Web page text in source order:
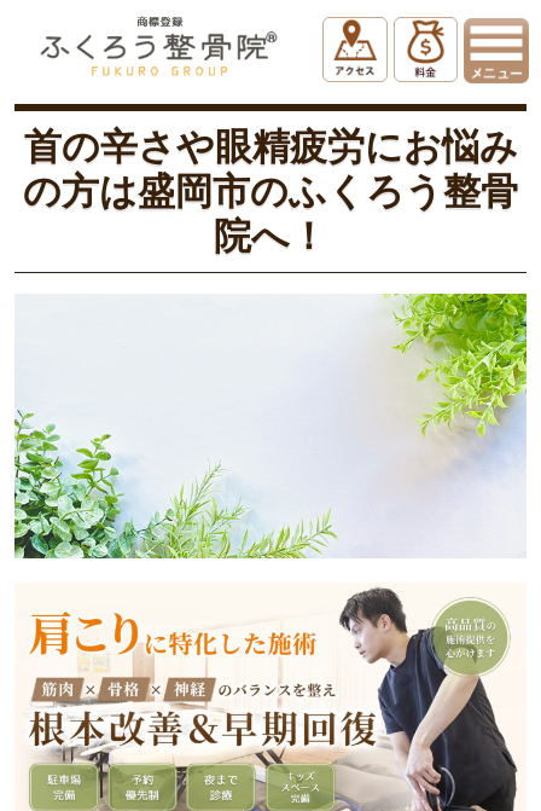
ホーム
コラム
首の辛さや眼精疲労にお悩みの方は盛岡市のふくろう整骨院へ！
首の辛さや眼精疲労にお悩み
の方は盛岡市のふくろう整骨
院へ！